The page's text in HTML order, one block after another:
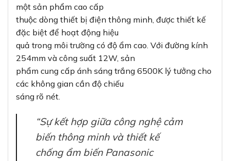
một sản phẩm cao cấp
thuộc dòng thiết bị điện thông minh, được thiết kế
đặc biệt để hoạt động hiệu
quả trong môi trường có độ ẩm cao. Với đường kính
254mm và công suất 12W, sản
phẩm cung cấp ánh sáng trắng 6500K lý tưởng cho
các không gian cần độ chiếu
sáng rõ nét.
“Sự kết hợp giữa công nghệ cảm
biến thông minh và thiết kế
chống ẩm biến Panasonic